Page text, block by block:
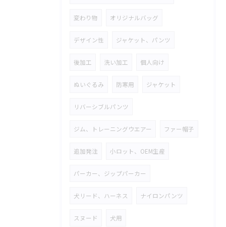
変わり物 オリジナルバッグ
デザイン性 ジャケット、パンツ
後加工 洗い加工 個人向け
ぬいぐるみ 防寒用 ジャケット
リバーシブルパンツ
ジム、トレーニングウエアー ファー帽子
追加発注 小ロット、OEM生産
パーカー、ジップパーカー
犬リード、ハーネス ナイロンパンツ
スヌード 犬用